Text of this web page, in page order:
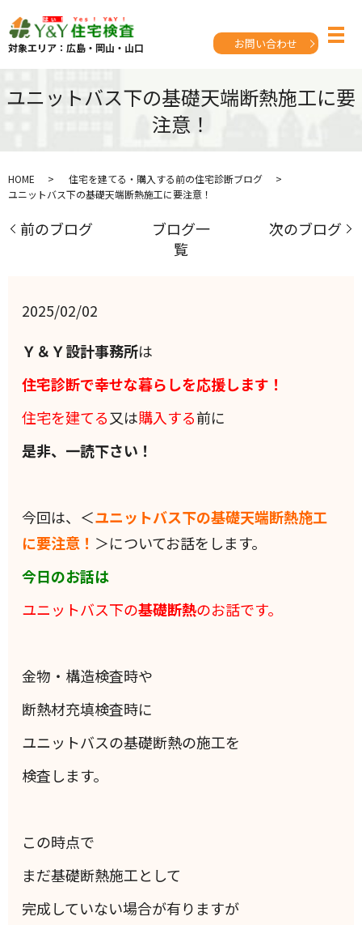
対象エリア：広島・岡山・山口 お問い合わせ
ユニットバス下の基礎天端断熱施工に要
注意！
HOME
住宅を建てる・購入する前の住宅診断ブログ
ユニットバス下の基礎天端断熱施工に要注意！
前のブログ
ブログ一
覧
次のブログ
2025/02/02
Ｙ＆Ｙ設計事務所は
住宅診断で幸せな暮らしを応援します！
住宅を建てる又は購入する前に
是非、一読下さい！
今回は、＜ユニットバス下の基礎天端断熱施工
に要注意！ ＞についてお話をします。
今日のお話は
ユニットバス下の基礎断熱のお話です。
金物・構造検査時や
断熱材充填検査時に
ユニットバスの基礎断熱の施工を
検査します。
この時点で
まだ基礎断熱施工として
完成していない場合が有りますが